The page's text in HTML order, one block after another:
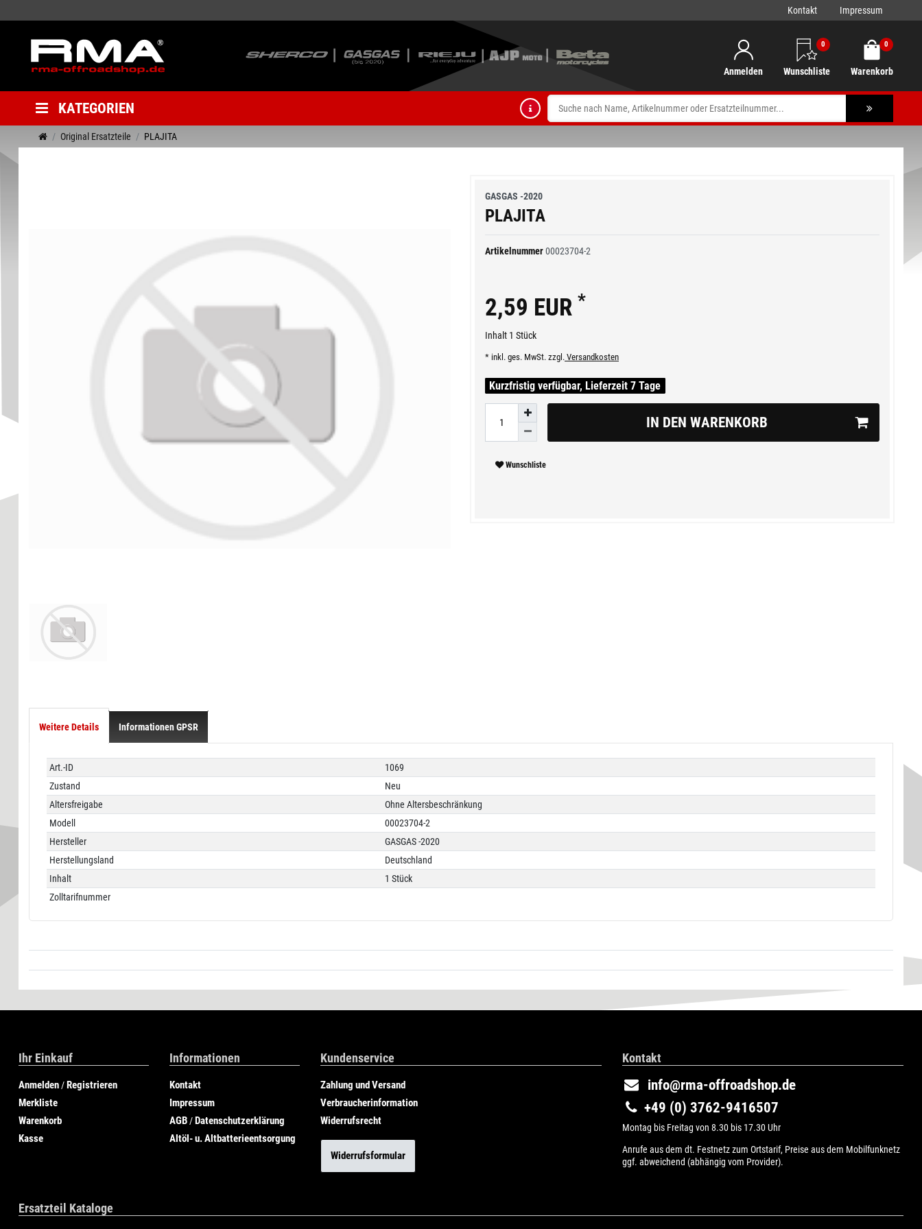
Kontakt Impressum
Anmelden
0
Wunschliste
0
Warenkorb
KATEGORIEN
Original Ersatzteile PLAJITA
GASGAS -2020
PLAJITA
Artikelnummer00023704-2
2,59 EUR *
Inhalt 1 Stück
* inkl. ges. MwSt. zzgl. Versandkosten
Kurzfristig verfügbar, Lieferzeit 7 Tage
IN DEN WARENKORB
Wunschliste
Weitere Details Informationen GPSR
Technisches
Merkmal
Wert
Art.-ID
1069
Zustand
Neu
Altersfreigabe
Ohne Altersbeschränkung
Modell
00023704-2
Hersteller
GASGAS -2020
Herstellungsland
Deutschland
Inhalt
1 Stück
Zolltarifnummer
Ihr Einkauf
Anmelden /Registrieren
Merkliste
Warenkorb
Kasse
Informationen
Kontakt
Impressum
AGB /Datenschutzerklärung
Altöl- u. Altbatterieentsorgung
Kundenservice
Zahlung und Versand
Verbraucherinformation
Widerrufsrecht
Widerrufsformular
Kontakt
info@rma-offroadshop.de
+49 (0) 3762-9416507
Montag bis Freitag von 8.30 bis 17.30 Uhr
Anrufe aus dem dt. Festnetz zum Ortstarif, Preise aus dem Mobilfunknetz
ggf. abweichend (abhängig vom Provider).
Ersatzteil Kataloge